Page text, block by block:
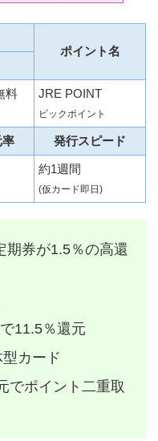
ポイント名
料 JRE POINT
ビックポイント
率 発行スピード
約1週間
(仮カード即日)
期券が1.5％の高還
11.5％還元
カード
でポイント二重取